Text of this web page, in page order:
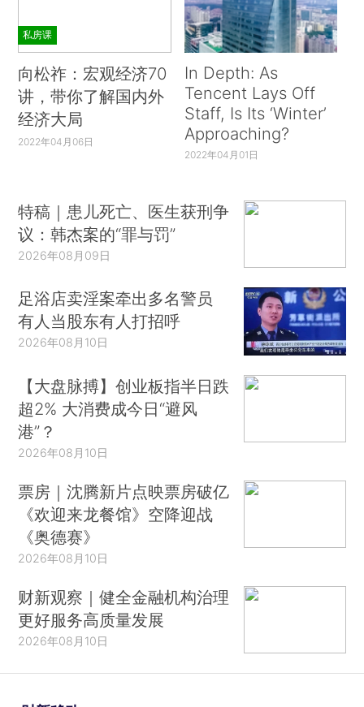
私房课
向松祚：宏观经济70
讲，带你了解国内外
经济大局
2022年04月06日
In Depth: As
Tencent Lays Off
Staff, Is Its ‘Winter’
Approaching?
2022年04月01日
特稿｜患儿死亡、医生获刑争
议：韩杰案的“罪与罚”
2026年08月09日
足浴店卖淫案牵出多名警员
有人当股东有人打招呼
2026年08月10日
【大盘脉搏】创业板指半日跌
超2% 大消费成今日“避风
港”？
2026年08月10日
票房｜沈腾新片点映票房破亿
《欢迎来龙餐馆》空降迎战
《奥德赛》
2026年08月10日
财新观察｜健全金融机构治理
更好服务高质量发展
2026年08月10日